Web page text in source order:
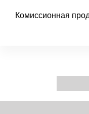
Комиссионная